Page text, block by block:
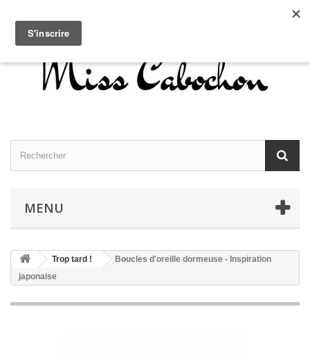
Connexion
MENU
Trop tard !
Boucles d'oreille dormeuse - Inspiration
japonaise